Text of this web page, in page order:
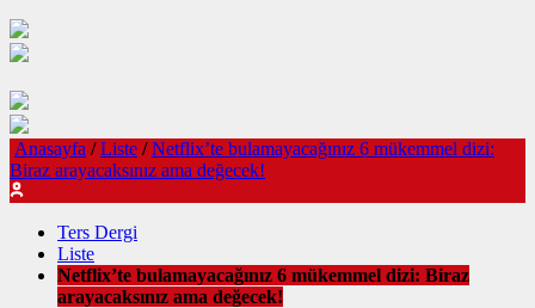
Anasayfa / Liste / Netflix’te bulamayacağınız 6 mükemmel dizi:
Biraz arayacaksınız ama değecek!
Ters Dergi
Liste
Netflix’te bulamayacağınız 6 mükemmel dizi: Biraz
arayacaksınız ama değecek!